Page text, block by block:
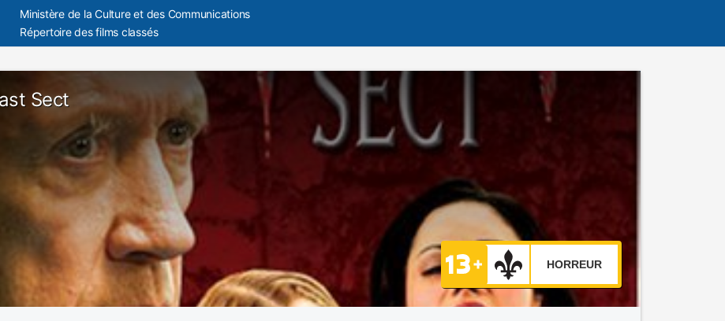
Ministère de la Culture et des Communications
Répertoire des films classés
Sect
HORREUR